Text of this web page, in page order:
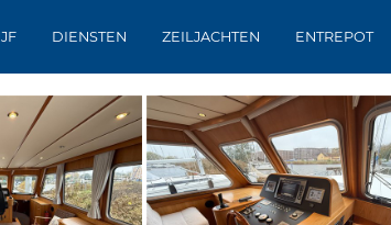
DIENSTEN ZEILJACHTEN ENTREPOT